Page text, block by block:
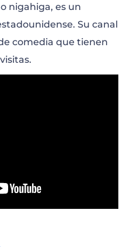
nigahiga, es un
Su canal
comedia que tienen